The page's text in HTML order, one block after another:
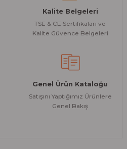
Kalite Belgeleri
TSE & CE Sertifikaları ve
Kalite Güvence Belgeleri
Genel Ürün Kataloğu
Satışını Yaptığımız Ürünlere
Genel Bakış